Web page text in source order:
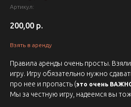
Артикул:
200,00 р.
Взять в аренду
Правила аренды очень просты. Взяли
игру. Игру обязательно нужно
про нее и пропасть (это очень
Мы за честную игру, надеемся вы